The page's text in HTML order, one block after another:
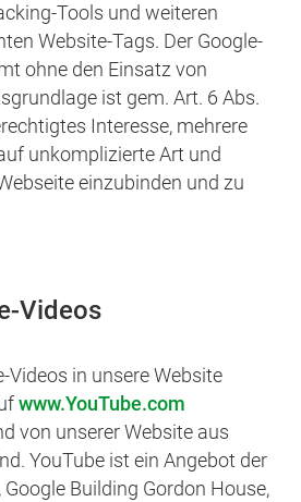
Tools und weiteren
Website-Tags. Der Google-
ohne den Einsatz von
ist gem. Art. 6 Abs.
Interesse, mehrere
unkomplizierte Art und
einzubinden und zu
Videos
Videos in unsere Website
www.YouTube.com
von unserer Website aus
YouTube ist ein Angebot der
Building Gordon House,